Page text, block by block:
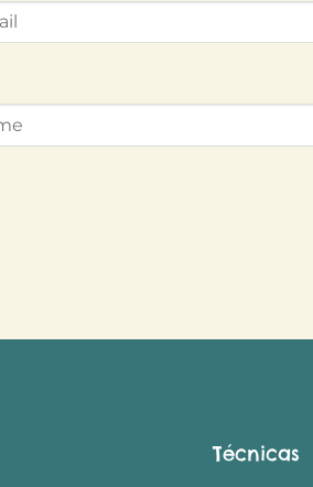
Técnicas